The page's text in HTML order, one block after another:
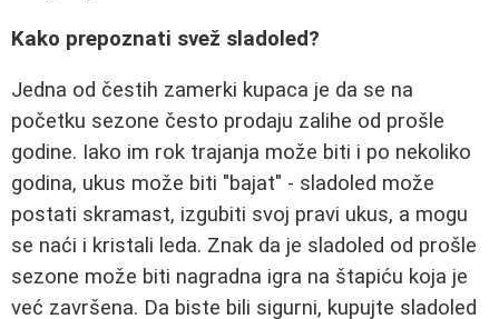
Kako prepoznati svež sladoled?
Jedna od čestih zamerki kupaca je da se na
početku sezone često prodaju zalihe od prošle
godine. Iako im rok trajanja može biti i po nekoliko
godina, ukus može biti "bajat" - sladoled može
postati skramast, izgubiti svoj pravi ukus, a mogu
se naći i kristali leda. Znak da je sladoled od prošle
sezone može biti nagradna igra na štapiću koja je
već završena. Da biste bili sigurni, kupujte sladoled